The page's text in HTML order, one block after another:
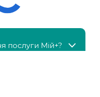
послуги Мій+?